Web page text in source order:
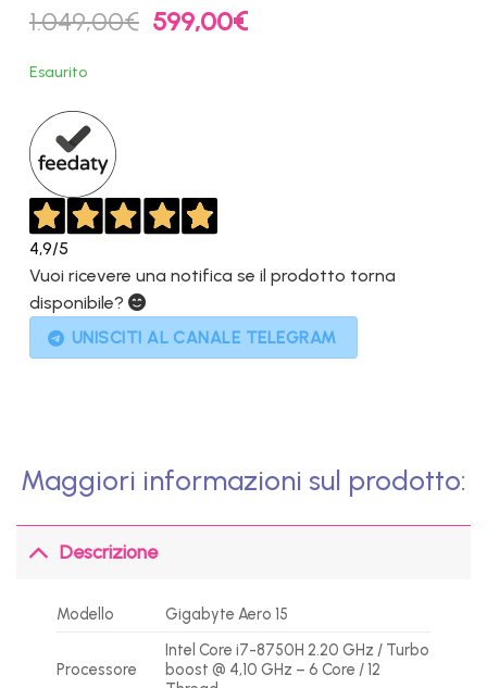
1.049,00€ Il
prezzo
599,00€Il
Esaurito
4,9/5
Vuoi ricevere una notifica se il prodotto torna
disponibile?
UNISCITI AL CANALE TELEGRAM
Maggiori informazioni sul prodotto:
Descrizione
Modello Gigabyte Aero 15
Processore
Intel Core i7-8750H 2.20 GHz / Turbo
boost @ 4,10 GHz – 6 Core / 12